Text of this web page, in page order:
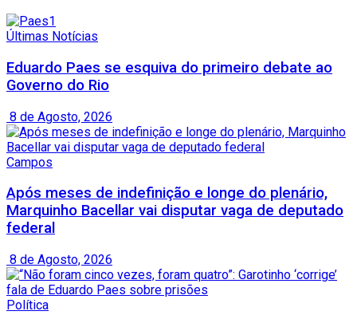
Últimas Notícias
Eduardo Paes se esquiva do primeiro debate ao
Governo do Rio
8 de Agosto, 2026
Campos
Após meses de indefinição e longe do plenário,
Marquinho Bacellar vai disputar vaga de deputado
federal
8 de Agosto, 2026
Política